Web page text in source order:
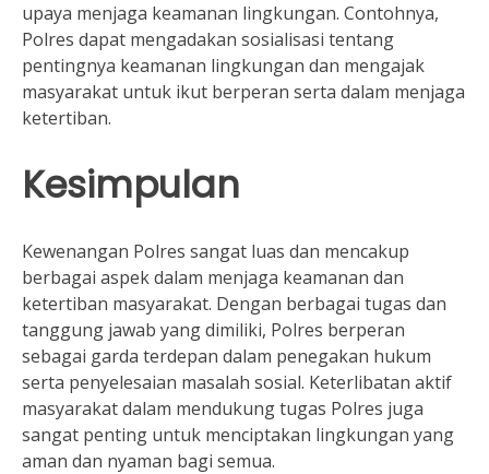
upaya menjaga keamanan lingkungan. Contohnya,
Polres dapat mengadakan sosialisasi tentang
pentingnya keamanan lingkungan dan mengajak
masyarakat untuk ikut berperan serta dalam menjaga
ketertiban.
Kesimpulan
Kewenangan Polres sangat luas dan mencakup
berbagai aspek dalam menjaga keamanan dan
ketertiban masyarakat. Dengan berbagai tugas dan
tanggung jawab yang dimiliki, Polres berperan
sebagai garda terdepan dalam penegakan hukum
serta penyelesaian masalah sosial. Keterlibatan aktif
masyarakat dalam mendukung tugas Polres juga
sangat penting untuk menciptakan lingkungan yang
aman dan nyaman bagi semua.